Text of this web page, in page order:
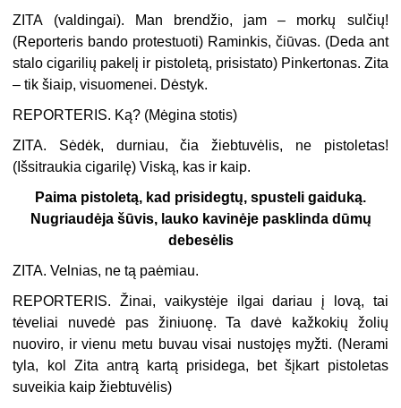
ZITA(valdingai). Man brendžio, jam – morkų sulčių!
(Reporteris bando protestuoti) Raminkis, čiūvas. (Deda ant
stalo cigarilių pakelį ir pistoletą, prisistato) Pinkertonas. Zita
– tik šiaip, visuomenei. Dėstyk.
REPORTERIS. Ką? (Mėgina stotis)
ZITA. Sėdėk, durniau, čia žiebtuvėlis, ne pistoletas!
( Išsitraukia cigarilę) Viską, kas ir kaip.
Paima pistoletą, kad prisidegtų, spusteli gaiduką.
Nugriaudėja šūvis, lauko kavinėje pasklinda dūmų
debesėlis
ZITA. Velnias, ne tą paėmiau.
REPORTERIS. Žinai, vaikystėje ilgai dariau į lovą, tai
tėveliai nuvedė pas žiniuonę. Ta davė kažkokių žolių
nuoviro, ir vienu metu buvau visai nustojęs myžti. (Nerami
tyla, kol Zita antrą kartą prisidega, bet šįkart pistoletas
suveikia kaip žiebtuvėlis)